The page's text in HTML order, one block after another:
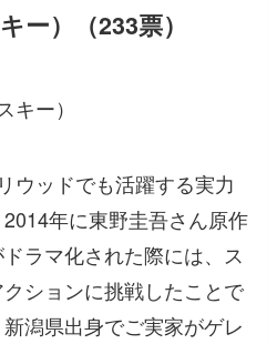
ー）（233票）
キー）
ウッドでも活躍する実力
年に東野圭吾さん原作
ラマ化された際には、ス
ションに挑戦したことで
潟県出身でご実家がゲレ